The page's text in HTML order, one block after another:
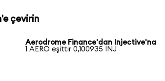
çevirin
Aerodrome Finance'dan Injective'na
1 AERO eşittir 0,100935 INJ